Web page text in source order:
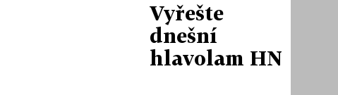
Vyřešte
dnešní
hlavolam HN